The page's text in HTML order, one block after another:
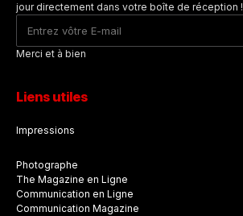
jour directement dans votre boîte de réception !
Merci et à bien
Liens utiles
Impressions
Photographe
The Magazine en Ligne
Communication en Ligne
Communication Magazine